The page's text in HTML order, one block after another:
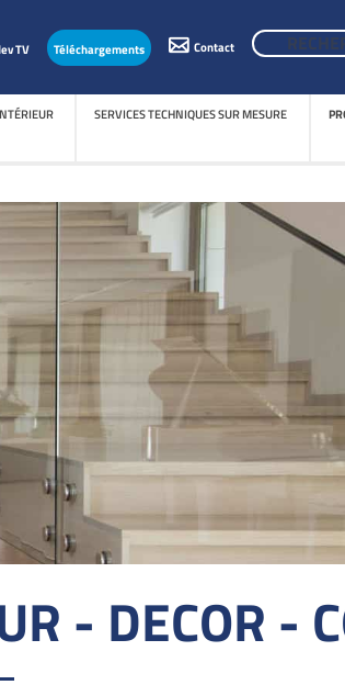
TV Téléchargements Contact
SERVICES TECHNIQUES SUR MESURE
- DECOR -